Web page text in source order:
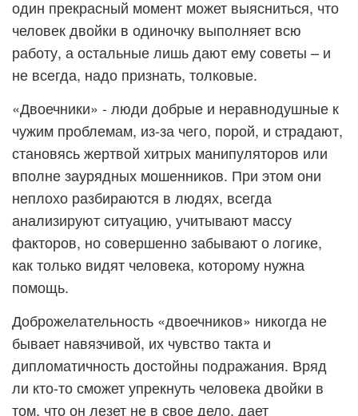
один прекрасный момент может выясниться, что
человек двойки в одиночку выполняет всю
работу, а остальные лишь дают ему советы – и
не всегда, надо признать, толковые.
«Двоечники» - люди добрые и неравнодушные к
чужим проблемам, из-за чего, порой, и страдают,
становясь жертвой хитрых манипуляторов или
вполне заурядных мошенников. При этом они
неплохо разбираются в людях, всегда
анализируют ситуацию, учитывают массу
факторов, но совершенно забывают о логике,
как только видят человека, которому нужна
помощь.
Доброжелательность «двоечников» никогда не
бывает навязчивой, их чувство такта и
дипломатичность достойны подражания. Вряд
ли кто-то сможет упрекнуть человека двойки в
том, что он лезет не в свое дело, дает